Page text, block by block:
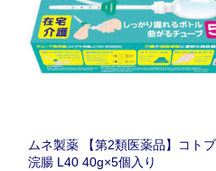
薬液を注入できます
ムネ製薬 【第2類医薬品】コト
浣腸 L40 40g×5個入り